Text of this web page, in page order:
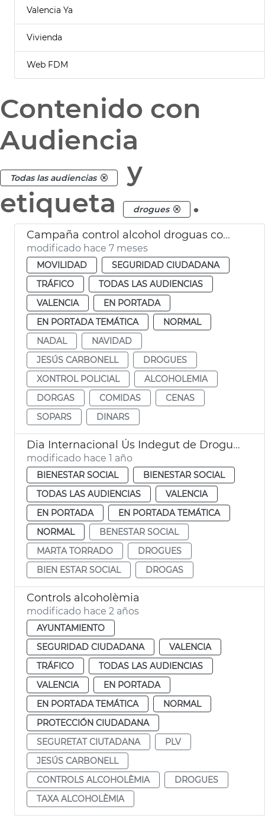
Valencia Ya
Vivienda
Web FDM
Contenido con
Audiencia
Todas las audiencias
y
etiqueta
drogues .
Campaña control alcohol droguas comidas empresa Navidad
modificado hace 7 meses
MOVILIDAD
SEGURIDAD CIUDADANA
TRÁFICO
TODAS LAS AUDIENCIAS
VALENCIA
EN PORTADA
EN PORTADA TEMÁTICA
NORMAL
NADAL
NAVIDAD
JESÚS CARBONELL
DROGUES
XONTROL POLICIAL
ALCOHOLEMIA
DORGAS
COMIDAS
CENAS
SOPARS
DINARS
Dia Internacional Ús Indegut de Drogues
modificado hace 1 año
BIENESTAR SOCIAL
BIENESTAR SOCIAL
TODAS LAS AUDIENCIAS
VALENCIA
EN PORTADA
EN PORTADA TEMÁTICA
NORMAL
BENESTAR SOCIAL
MARTA TORRADO
DROGUES
BIEN ESTAR SOCIAL
DROGAS
Controls alcoholèmia
modificado hace 2 años
AYUNTAMIENTO
SEGURIDAD CIUDADANA
VALENCIA
TRÁFICO
TODAS LAS AUDIENCIAS
VALENCIA
EN PORTADA
EN PORTADA TEMÁTICA
NORMAL
PROTECCIÓN CIUDADANA
SEGURETAT CIUTADANA
PLV
JESÚS CARBONELL
CONTROLS ALCOHOLÈMIA
DROGUES
TAXA ALCOHOLÈMIA